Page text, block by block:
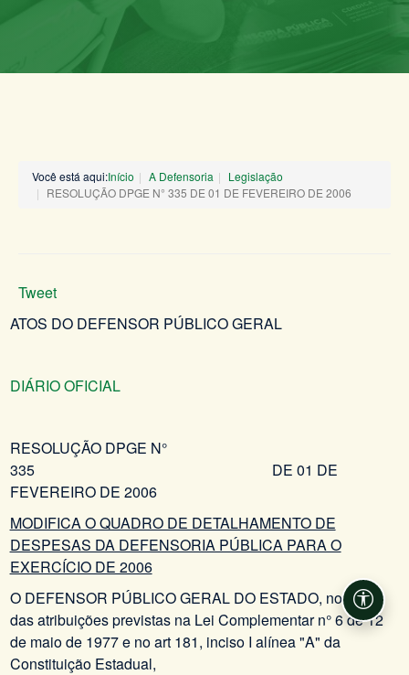
Você está aqui:Início A Defensoria
Legislação
RESOLUÇÃO DPGE N° 335 DE 01 DE FEVEREIRO DE 2006
Tweet
ATOS DO DEFENSOR PÚBLICO GERAL
DIÁRIO OFICIAL
RESOLUÇÃO DPGE N°
335 DE 01 DE
FEVEREIRO DE 2006
MODIFICA O QUADRO DE DETALHAMENTO DE
DESPESAS DA DEFENSORIA PÚBLICA PARA O
EXERCÍCIO DE 2006
O DEFENSOR PÚBLICO GERAL DO ESTADO, no uso
das atribuições previstas na Lei Complementar n° 6 de 12
de maio de 1977 e no art 181, inciso I alínea "A" da
Constituição Estadual,